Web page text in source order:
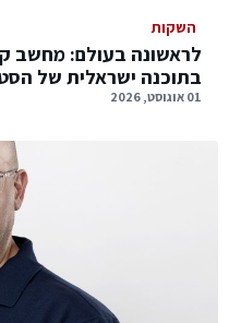
השקות
בתוכנה ישראלית של
01 אוגוסט, 2026